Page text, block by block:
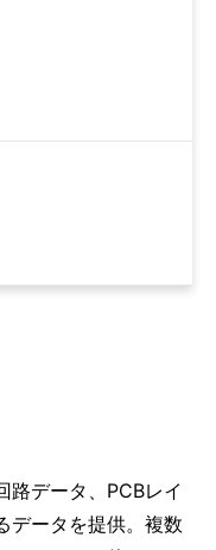
路データ、PCBレイ
データを提供。複数